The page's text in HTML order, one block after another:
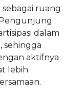
ruang
Pengunjung
dalam
sehingga
aktifnya
lebih